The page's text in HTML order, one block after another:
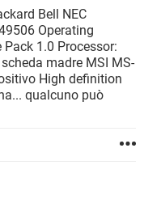
10
10
Bell NEC
Operating
1.0 Processor:
madre MSI MS-
High definition
qualcuno può